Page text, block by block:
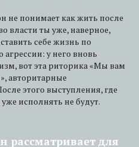
не понимает как жить после
власти ты уже, наверное,
себе жизнь по
у него вновь
вот эта риторика «Мы вам
авторитарные
этого выступления, где
исполнять не будут.
рассматривает для